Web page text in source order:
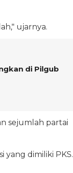
ujarnya.
di Pilgub
sejumlah partai
yang dimiliki PKS.